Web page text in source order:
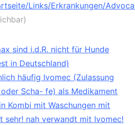
Links/Erkrankungen/
sind i.d.R. nicht für Hunde
in Deutschland)
häufig Ivomec (Zulassung
Scha- fe) als Medikament
Kombi mit Waschungen mit
sehr! nah verwandt mit Ivomec!